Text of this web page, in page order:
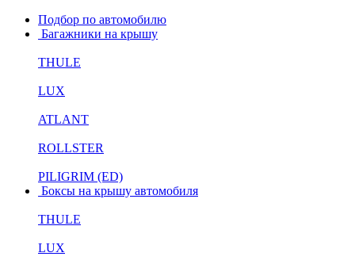
Подбор по автомобилю
Багажники на крышу
THULE
LUX
ATLANT
ROLLSTER
PILIGRIM (ED)
Боксы на крышу автомобиля
THULE
LUX